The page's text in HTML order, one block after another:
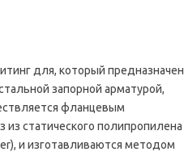
для, который предназначен
запорной арматурой,
фланцевым
статического полипропилена
и изготавливаются методом